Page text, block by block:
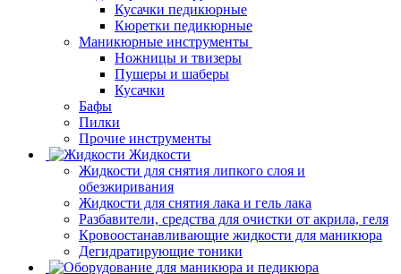
Кусачки педикюрные
Кюретки педикюрные
Маникюрные инструменты
Ножницы и твизеры
Пушеры и шаберы
Кусачки
Бафы
Пилки
Прочие инструменты
Жидкости
Жидкости для снятия липкого слоя и
обезжиривания
Жидкости для снятия лака и гель лака
Разбавители, средства для очистки от акрила, геля
Кровоостанавливающие жидкости для маникюра
Дегидратирующие тоники